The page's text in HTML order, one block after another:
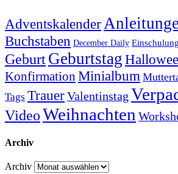
Adventskalender
Buchstaben December Daily Einschulung
GeburtGeburtstag
Konfirmation Minialbum
Tags TrauerValentinstag
VideoWeihnachten
Archiv
Archiv